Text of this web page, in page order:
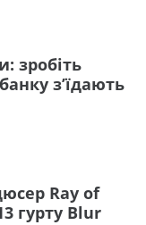
зробіть
з’їдають
Ray of
гурту Blur